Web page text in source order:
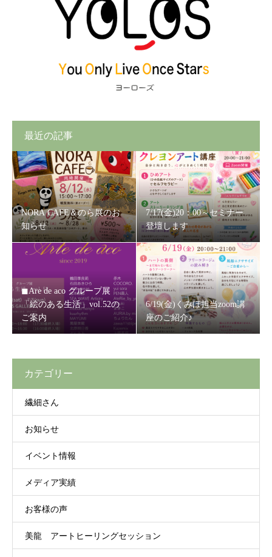
最近の記事
NORA CAFE＆のら展のお
知らせ
7/17(金)20：00～セミナー
登壇します
◼Are de aco グループ展
「絵のある生活」vol.52の
ご案内
6/19(金)くみほ担当zoom講
座のご紹介♪
カテゴリー
繊細さん
お知らせ
イベント情報
メディア実績
お客様の声
美龍 アートヒーリングセッション